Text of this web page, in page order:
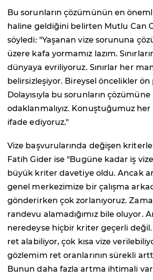
Bu sorunların çözümünün en önemli
haline geldiğini belirten Mutlu Can
söyledi: "Yaşanan vize sorununa
üzere kafa yormamız lazım.
dünyaya evriliyoruz. Sınırlar her
belirsizleşiyor. Bireysel öncelikler ön
Dolayısıyla bu sorunların çözümüne
odaklanmalıyız. Konuştuğumuz
ifade ediyoruz."
Vize başvurularında değişen
Fatih Gider ise "Bugüne kadar iş
büyük kriter davetiye oldu. Ancak
genel merkezimize bir çalışma
gönderirken çok zorlanıyoruz.
randevu alamadığımız bile oluyor.
neredeyse hiçbir kriter geçerli
ret alabiliyor, çok kısa vize
gözlemim ret oranlarının sürekli
Bunun daha fazla artma ihtimali